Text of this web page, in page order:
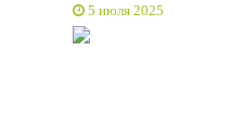
5 июля 2025